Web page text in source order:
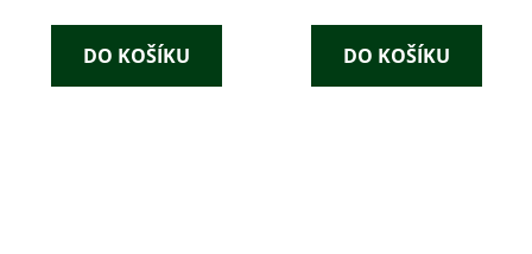
DO KOŠÍKU DO KOŠÍKU